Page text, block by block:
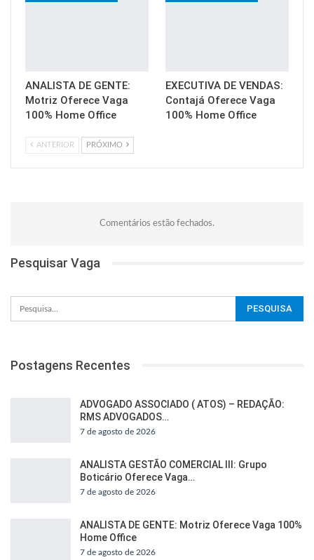
ANALISTA DE GENTE:
Motriz Oferece Vaga
100% Home Office
EXECUTIVA DE VENDAS:
Contajá Oferece Vaga
100% Home Office
ANTERIOR PRÓXIMO
Comentários estão fechados.
Pesquisar Vaga
Postagens Recentes
ADVOGADO ASSOCIADO ( ATOS) – REDAÇÃO:
RMS ADVOGADOS…
7 de agosto de 2026
ANALISTA GESTÃO COMERCIAL III: Grupo
Boticário Oferece Vaga…
7 de agosto de 2026
ANALISTA DE GENTE: Motriz Oferece Vaga 100%
Home Office
7 de agosto de 2026